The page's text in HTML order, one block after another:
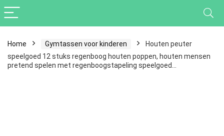
Home Gymtassen voor kinderen
Houten peuter
speelgoed 12 stuks regenboog houten poppen, houten mensen
pretend spelen met regenboogstapeling speelgoed…